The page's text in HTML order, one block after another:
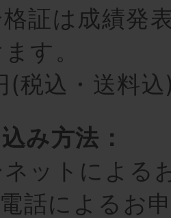
証は成績発
す。
(税込・送料
み方法：
ットによる
電話によるお